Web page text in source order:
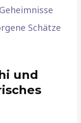
Schätze
und